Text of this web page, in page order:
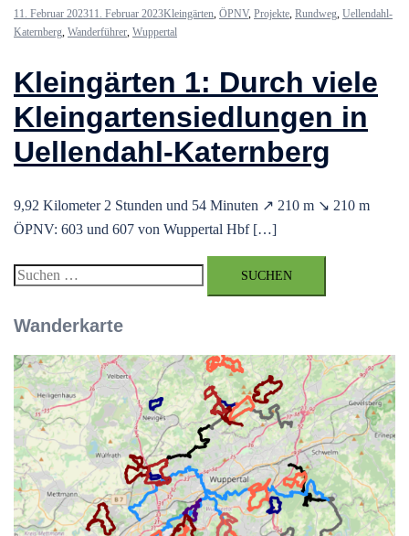
11. Februar 202311. Februar 2023Kleingärten, ÖPNV, Projekte, Rundweg, Uellendahl-
Katernberg, Wanderführer, Wuppertal
Kleingärten 1: Durch viele
Kleingartensiedlungen in
Uellendahl-Katernberg
9,92 Kilometer 2 Stunden und 54 Minuten ↗ 210 m ↘ 210 m
ÖPNV: 603 und 607 von Wuppertal Hbf […]
Suchen
Wanderkarte